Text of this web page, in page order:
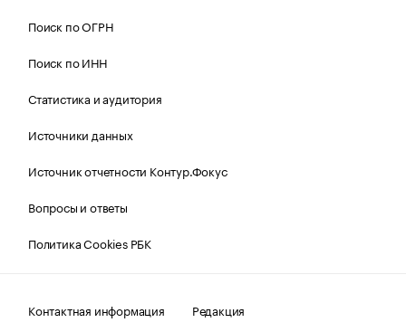
Поиск по ОГРН
Поиск по ИНН
Статистика и аудитория
Источники данных
Источник отчетности Контур.Фокус
Вопросы и ответы
Политика Cookies РБК
Контактная информация Редакция